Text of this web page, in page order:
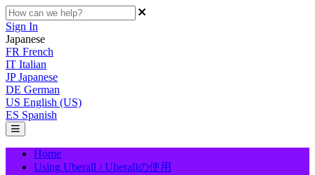
Sign In
Japanese
FR French
IT Italian
JP Japanese
DE German
US English (US)
ES Spanish
Home
Using Uberall / Uberallの使用